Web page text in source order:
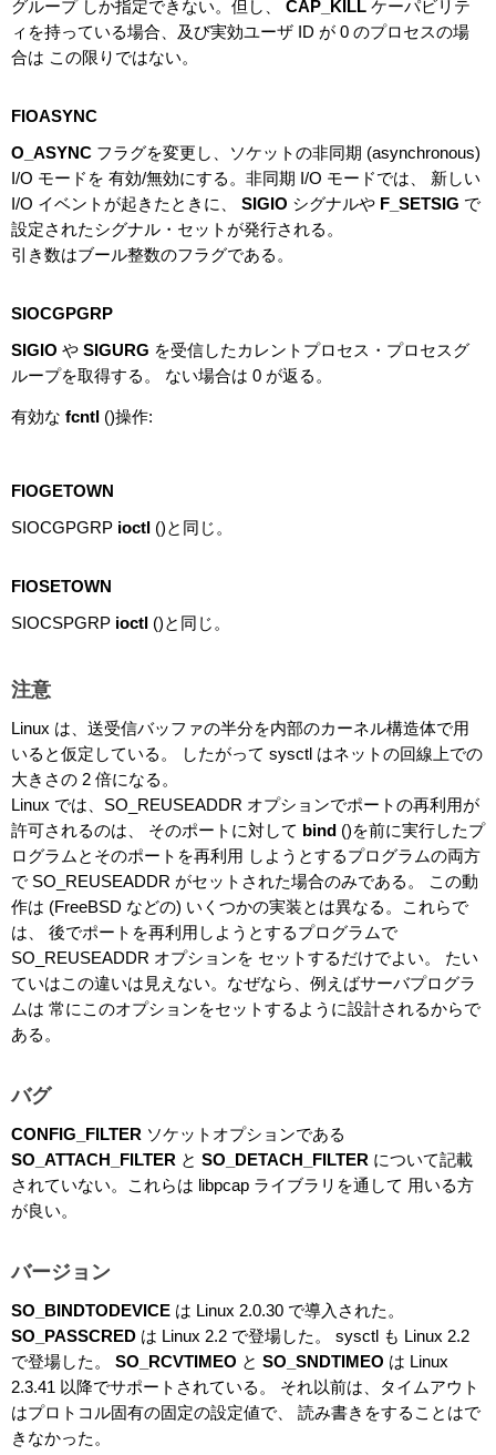
グループ しか指定できない。但し、 CAP_KILL ケーパビリテ
ィを持っている場合、及び実効ユーザ ID が 0 のプロセスの場
合は この限りではない。
FIOASYNC
O_ASYNC フラグを変更し、ソケットの非同期 (asynchronous)
I/O モードを 有効/無効にする。非同期 I/O モードでは、 新しい
I/O イベントが起きたときに、 SIGIO シグナルや F_SETSIG で
設定されたシグナル・セットが発行される。
引き数はブール整数のフラグである。
SIOCGPGRP
SIGIO や SIGURG を受信したカレントプロセス・プロセスグ
ループを取得する。 ない場合は 0 が返る。
有効な fcntl ()操作:
FIOGETOWN
SIOCGPGRP ioctl ()と同じ。
FIOSETOWN
SIOCSPGRP ioctl ()と同じ。
注意
Linux は、送受信バッファの半分を内部のカーネル構造体で用
いると仮定している。 したがって sysctl はネットの回線上での
大きさの 2 倍になる。
Linux では、SO_REUSEADDR オプションでポートの再利用が
許可されるのは、 そのポートに対して bind ()を前に実行したプ
ログラムとそのポートを再利用 しようとするプログラムの両方
で SO_REUSEADDR がセットされた場合のみである。 この動
作は (FreeBSD などの) いくつかの実装とは異なる。これらで
は、 後でポートを再利用しようとするプログラムで
SO_REUSEADDR オプションを セットするだけでよい。 たい
ていはこの違いは見えない。なぜなら、例えばサーバプログラ
ムは 常にこのオプションをセットするように設計されるからで
ある。
バグ
CONFIG_FILTER ソケットオプションである
SO_ATTACH_FILTER と SO_DETACH_FILTER について記載
されていない。これらは libpcap ライブラリを通して 用いる方
が良い。
バージョン
SO_BINDTODEVICE は Linux 2.0.30 で導入された。
SO_PASSCRED は Linux 2.2 で登場した。 sysctl も Linux 2.2
で登場した。 SO_RCVTIMEO と SO_SNDTIMEO は Linux
2.3.41 以降でサポートされている。 それ以前は、タイムアウト
はプロトコル固有の固定の設定値で、 読み書きをすることはで
きなかった。